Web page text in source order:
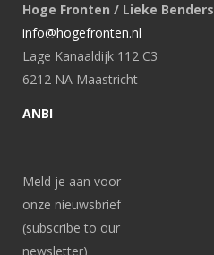
Hoge Fronten / Lieke Benders
info@hogefronten.nl
Lage Kanaaldijk 112 C3
6212 NA Maastricht
ANBI
Meld je aan voor
onze nieuwsbrief
(subscribe to our
newsletter)